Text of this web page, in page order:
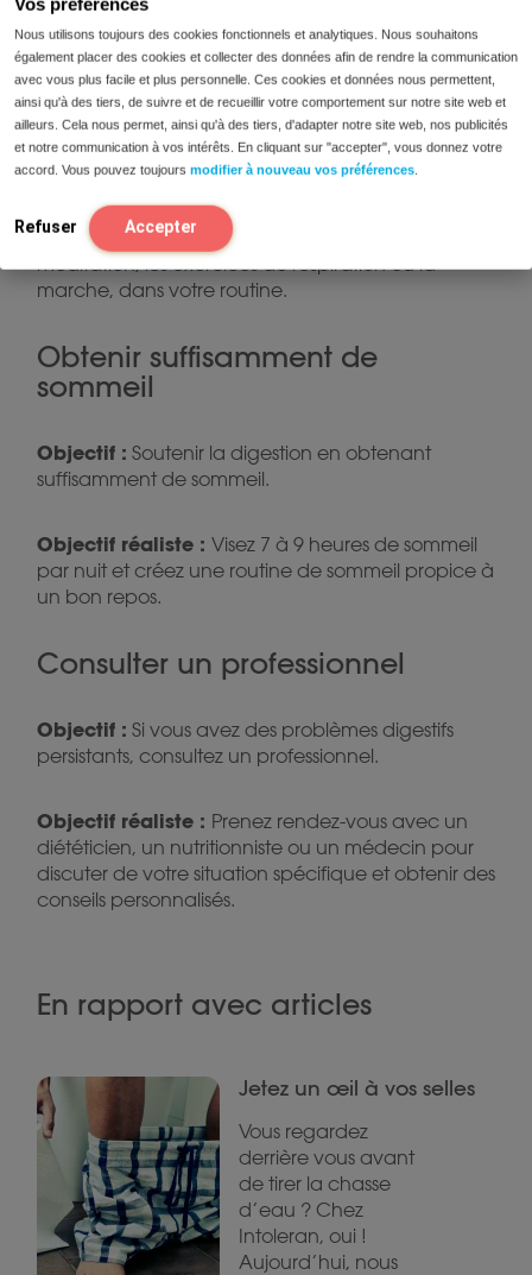
Nous utilisons toujours des cookies fonctionnels et analytiques. Nous souhaitons
également placer des cookies et collecter des données afin de rendre la communication
avec vous plus facile et plus personnelle. Ces cookies et données nous permettent,
ainsi qu'à des tiers, de suivre et de recueillir votre comportement sur notre site web et
ailleurs. Cela nous permet, ainsi qu'à des tiers, d'adapter notre site web, nos publicités
et notre communication à vos intérêts. En cliquant sur "accepter", vous donnez votre
accord. Vous pouvez toujours modifier à nouveau vos préférences.
Refuser Accepter
Gérer le stress
Objectif :Réduire le stress, car il peut affecter la
digestion.
Objectif réaliste :Intégrez des activités
quotidiennes de gestion du stress, telles que la
méditation, les exercices de respiration ou la
marche, dans votre routine.
Obtenir suffisamment de
sommeil
Objectif : Soutenir la digestion en obtenant
suffisamment de sommeil.
Objectif réaliste : Visez 7 à 9 heures de sommeil
par nuit et créez une routine de sommeil propice à
un bon repos.
Consulter un professionnel
Objectif : Si vous avez des problèmes digestifs
persistants, consultez un professionnel.
Objectif réaliste : Prenez rendez-vous avec un
diététicien, un nutritionniste ou un médecin pour
discuter de votre situation spécifique et obtenir des
conseils personnalisés.
En rapport avec articles
Jetez un œil à vos selles
Vous regardez
derrière vous avant
de tirer la chasse
d’eau ? Chez
Intoleran, oui !
Aujourd’hui, nous